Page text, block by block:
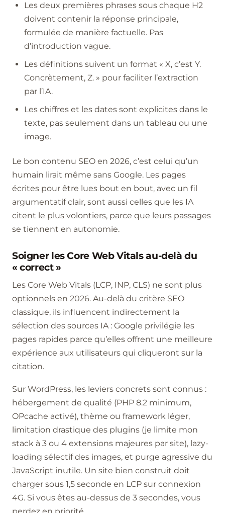
Les deux premières phrases sous chaque H2
doivent contenir la réponse principale,
formulée de manière factuelle. Pas
d’introduction vague.
Les définitions suivent un format « X, c’est Y.
Concrètement, Z. » pour faciliter l’extraction
par l’IA.
Les chiffres et les dates sont explicites dans le
texte, pas seulement dans un tableau ou une
image.
Le bon contenu SEO en 2026, c’est celui qu’un
humain lirait même sans Google. Les pages
écrites pour être lues bout en bout, avec un fil
argumentatif clair, sont aussi celles que les IA
citent le plus volontiers, parce que leurs passages
se tiennent en autonomie.
Soigner les Core Web Vitals au-delà du
« correct »
Les Core Web Vitals (LCP, INP, CLS) ne sont plus
optionnels en 2026. Au-delà du critère SEO
classique, ils influencent indirectement la
sélection des sources IA : Google privilégie les
pages rapides parce qu’elles offrent une meilleure
expérience aux utilisateurs qui cliqueront sur la
citation.
Sur WordPress, les leviers concrets sont connus :
hébergement de qualité (PHP 8.2 minimum,
OPcache activé), thème ou framework léger,
limitation drastique des plugins (je limite mon
stack à 3 ou 4 extensions majeures par site), lazy-
loading sélectif des images, et purge agressive du
JavaScript inutile. Un site bien construit doit
charger sous 1,5 seconde en LCP sur connexion
4G. Si vous êtes au-dessus de 3 secondes, vous